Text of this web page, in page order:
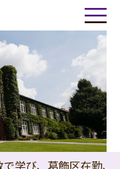
学び、葛飾区在勤、